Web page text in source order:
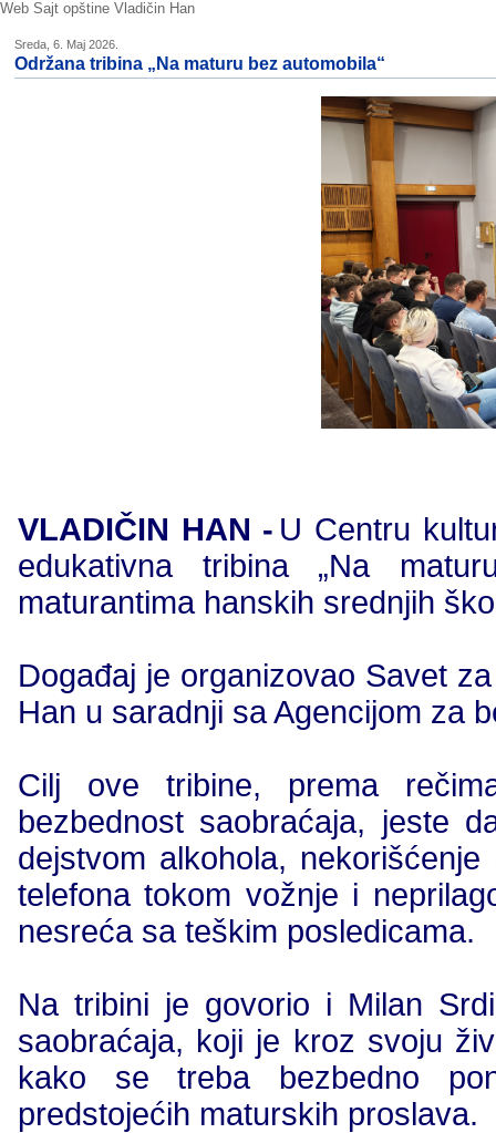
Web Sajt opštine Vladičin Han
Sreda, 6. Maj 2026.
Održana tribina „Na maturu bez automobila“
VLADIČIN HAN - U Centru
edukativna tribina „Na
maturantima hanskih srednjih
Događaj je organizovao Savet
Han u saradnji sa Agencijom za
Cilj ove tribine, prema
bezbednost saobraćaja, jeste
dejstvom alkohola,
telefona tokom vožnje i
nesreća sa teškim posledicama.
Na tribini je govorio i Milan
saobraćaja, koji je kroz svoju
kako se treba bezbedno
predstojećih maturskih proslava.